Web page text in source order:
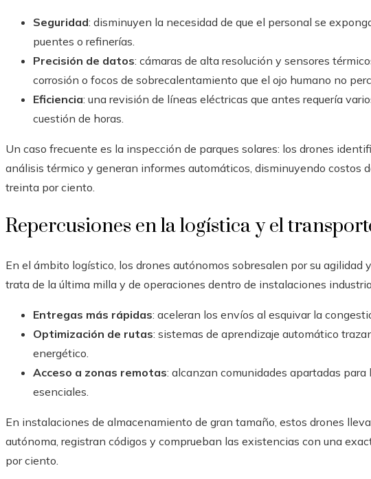
Seguridad: disminuyen la necesidad de que el personal se
puentes o refinerías.
Precisión de datos: cámaras de alta resolución y sensores
corrosión o focos de sobrecalentamiento que el ojo humano no
Eficiencia: una revisión de líneas eléctricas que antes requería
cuestión de horas.
Un caso frecuente es la inspección de parques solares: los drones
análisis térmico y generan informes automáticos, disminuyendo costos
treinta por ciento.
Repercusiones en la logística y el
En el ámbito logístico, los drones autónomos sobresalen por su agilidad
trata de la última milla y de operaciones dentro de instalaciones
Entregas más rápidas: aceleran los envíos al esquivar la
Optimización de rutas: sistemas de aprendizaje automático
energético.
Acceso a zonas remotas: alcanzan comunidades apartadas
esenciales.
En instalaciones de almacenamiento de gran tamaño, estos drones
autónoma, registran códigos y comprueban las existencias con una
por ciento.